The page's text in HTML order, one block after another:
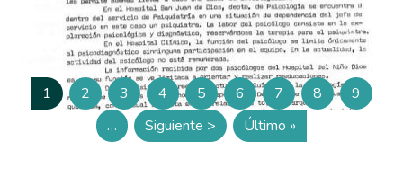
Paginación
Página
1 Página
2 Página
3 Página
4 Página
5 Página
6 Página
7 Página
8 Página
9
…
Siguiente página
Siguiente > Última página
Último »